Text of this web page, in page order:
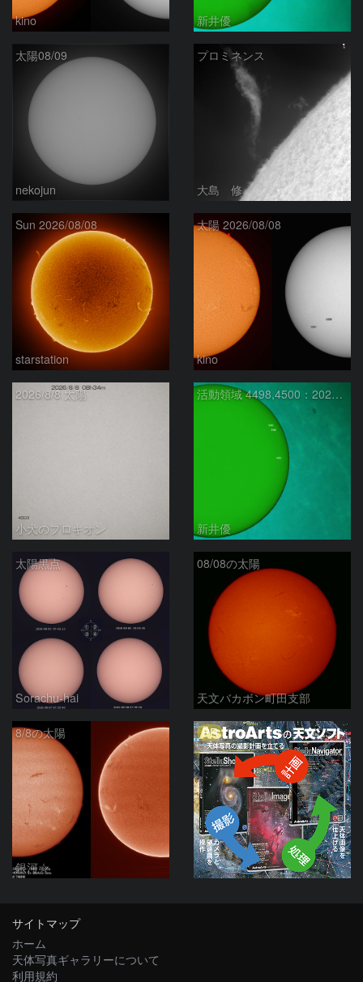
kino 新井優
太陽08/09
nekojun
プロミネンス
大島 修
Sun 2026/08/08
starstation
太陽 2026/08/08
kino
2026/8/8 太陽
小犬のプロキオン
活動領域 4498,4500：2026/08/08
新井優
太陽黒点
Sorachu-hai
08/08の太陽
天文バカボン町田支部
8/8の太陽
銀河☆
PR
サイトマップ
ホーム
天体写真ギャラリーについて
利用規約